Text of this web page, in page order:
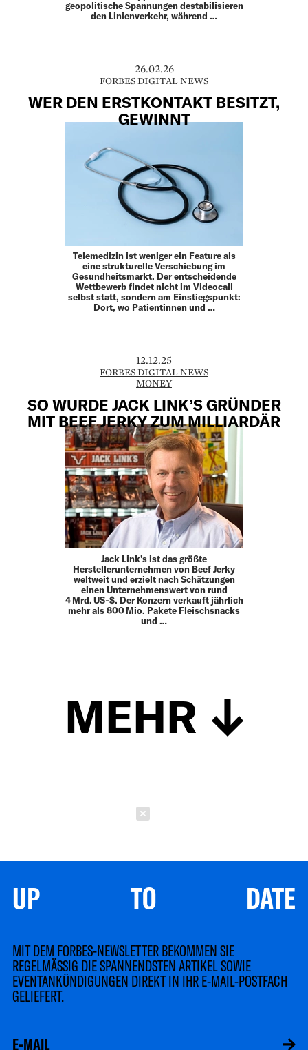
geopolitische Spannungen destabilisieren
den Linienverkehr, während …
26.02.26
FORBES DIGITAL NEWS
WER DEN ERSTKONTAKT BESITZT,
GEWINNT
Telemedizin ist weniger ein Feature als
eine strukturelle Verschiebung im
Gesundheitsmarkt. Der entscheidende
Wettbewerb findet nicht im Videocall
selbst statt, sondern am Einstiegspunkt:
Dort, wo Patientinnen und …
12.12.25
FORBES DIGITAL NEWS
MONEY
SO WURDE JACK LINK’S GRÜNDER
MIT BEEF JERKY ZUM MILLIARDÄR
Jack Link’s ist das größte
Herstellerunternehmen von Beef Jerky
weltweit und erzielt nach Schätzungen
einen Unternehmenswert von rund
4 Mrd. US‑$. Der Konzern verkauft jährlich
mehr als 800 Mio. Pakete Fleischsnacks
und …
MEHR
UP TO DATE
MIT DEM FORBES-NEWSLETTER BEKOMMEN SIE
REGELMÄSSIG DIE SPANNENDSTEN ARTIKEL SOWIE
EVENTANKÜNDIGUNGEN DIREKT IN IHR E-MAIL-POSTFACH
GELIEFERT.